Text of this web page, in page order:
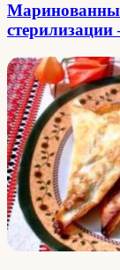
стерилизации